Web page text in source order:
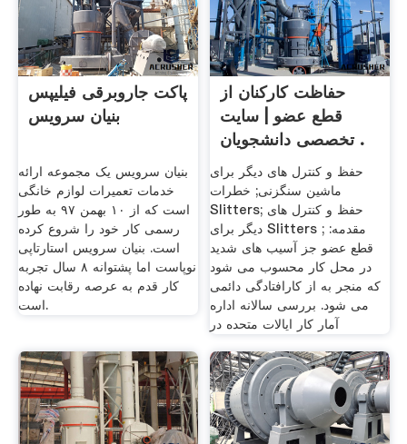
پاکت جاروبرقی فیلیپس
بنیان سرویس
بنیان سرویس یک مجموعه ارائه
خدمات تعمیرات لوازم خانگی
است که از ۱۰ بهمن ۹۷ به طور
رسمی کار خود را شروع کرده
است. بنیان سرویس استارتاپی
نوپاست اما پشتوانه ۸ سال تجربه
کار قدم به عرصه رقابت نهاده
است.
حفاظت کارکنان از
قطع عضو | سایت
تخصصی دانشجویان .
حفظ و کنترل های دیگر برای
ماشین سنگزنی; خطرات
Slitters; حفظ و کنترل های
دیگر برای Slitters ; مقدمه:
قطع عضو جز آسیب های شدید
در محل کار محسوب می شود
که منجر به از کارافتادگی دائمی
می شود. بررسی سالانه اداره
آمار کار ایالات متحده در